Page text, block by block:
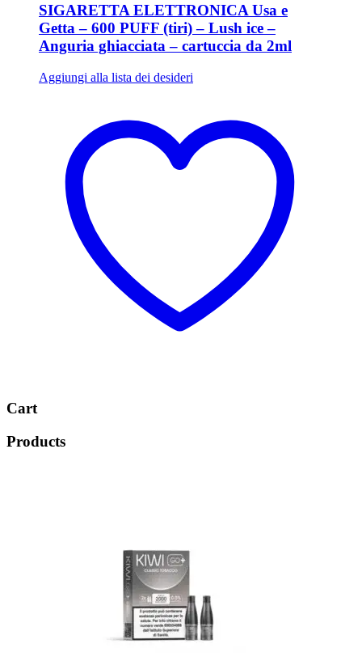
SIGARETTA ELETTRONICA Usa e
Getta – 600 PUFF (tiri) – Lush ice –
Anguria ghiacciata – cartuccia da 2ml
Aggiungi alla lista dei desideri
Cart
Products